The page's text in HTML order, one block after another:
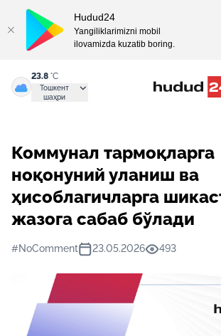
23.8 °C
Тошкент
шаҳри
Коммунал тармоқларга
ноқонуний уланиш ва
ҳисоблагичларга
жазога сабаб бўлади
#NoComment 23.05.2026 493
Hudud24
Yangiliklarimizni mobil
ilovamizda kuzatib boring.